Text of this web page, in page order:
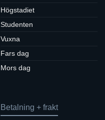
Högstadiet
Studenten
Vuxna
Fars dag
Mors dag
Betalning + frakt